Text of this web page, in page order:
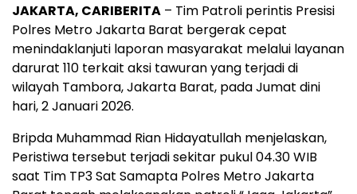
JAKARTA, CARIBERITA – Tim Patroli perintis Presisi
Polres Metro Jakarta Barat bergerak cepat
menindaklanjuti laporan masyarakat melalui layanan
darurat 110 terkait aksi tawuran yang terjadi di
wilayah Tambora, Jakarta Barat, pada Jumat dini
hari, 2 Januari 2026.
Bripda Muhammad Rian Hidayatullah menjelaskan,
Peristiwa tersebut terjadi sekitar pukul 04.30 WIB
saat Tim TP3 Sat Samapta Polres Metro Jakarta